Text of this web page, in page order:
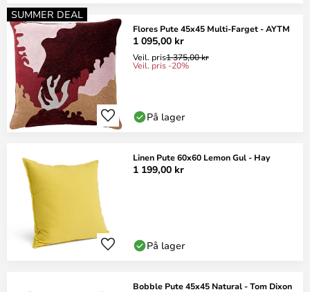
SUMMER DEAL
Flores Pute 45x45 Multi-Farget - AYTM
1 095,00 kr
Veil. pris1 375,00 kr
Veil. pris -20%
På lager
Linen Pute 60x60 Lemon Gul - Hay
1 199,00 kr
På lager
Bobble Pute 45x45 Natural - Tom Dixon